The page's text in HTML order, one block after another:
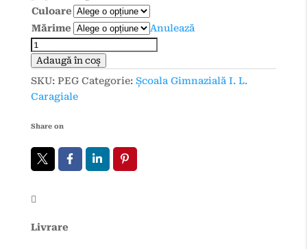
Culoare
Mărime
Anulează
Cantitate
Tricou
polo
PEGASO
Adaugă în coș
SKU: PEG Categorie: Școala Gimnazială I. L.
Caragiale
Share on

Livrare